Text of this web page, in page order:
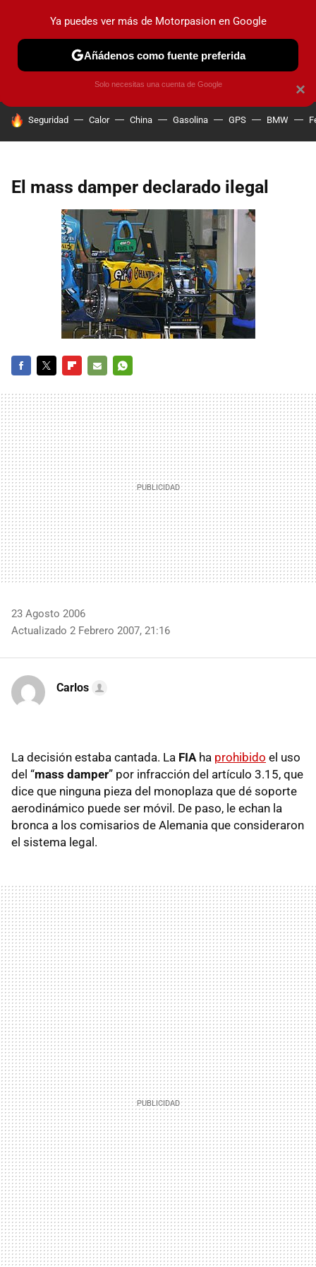
PRUEBAS COCHES ELÉCTRICOS OBSERVATORIO
HOY SE HABLA DE
Seguridad Calor China Gasolina GPS BMW
El mass damper declarado ilegal
MAIL
23 Agosto 2006
Actualizado 2 Febrero 2007, 21:16
Carlos
La decisión estaba cantada. La FIAha prohibido el uso
del “mass damper” por infracción del artículo 3.15, que
dice que ninguna pieza del monoplaza que dé soporte
aerodinámico puede ser móvil. De paso, le echan la
bronca a los comisarios de Alemania que consideraron
el sistema legal.
×
Ya puedes ver más de Motorpasion en Google
Añádenos como fuente preferida
Solo necesitas una cuenta de Google